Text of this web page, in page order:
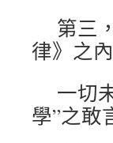
第三
律》之
一切
學”之敢